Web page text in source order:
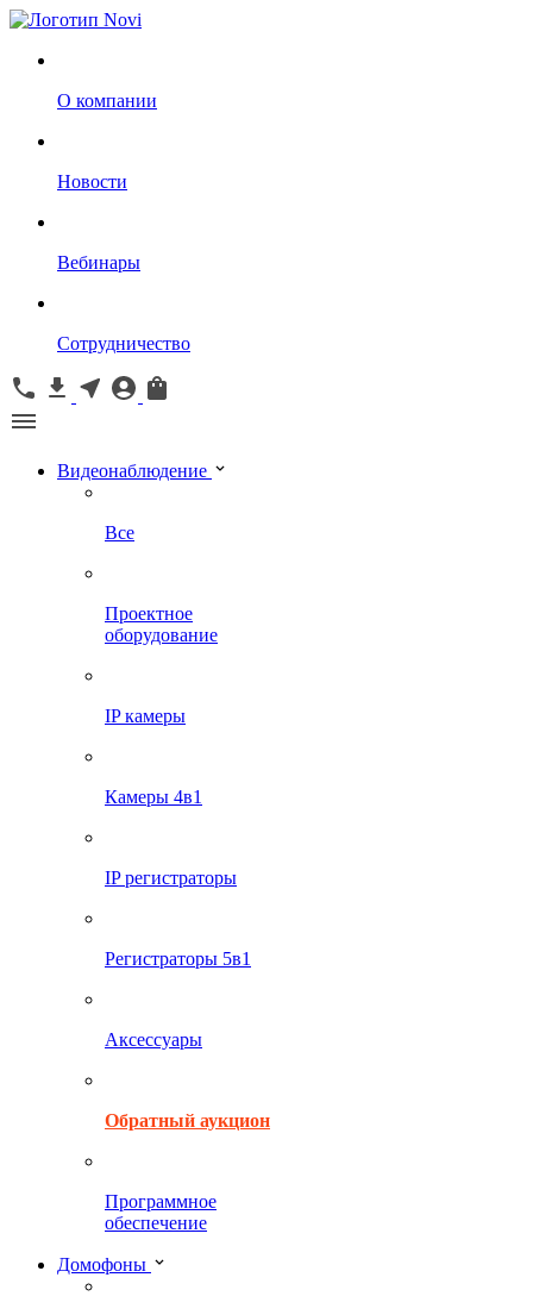
О компании
Новости
Вебинары
Сотрудничество
Видеонаблюдение
Все
Проектное
оборудование
IP камеры
Камеры 4в1
IP регистраторы
Регистраторы 5в1
Аксессуары
Обратный аукцион
Программное
обеспечение
Домофоны